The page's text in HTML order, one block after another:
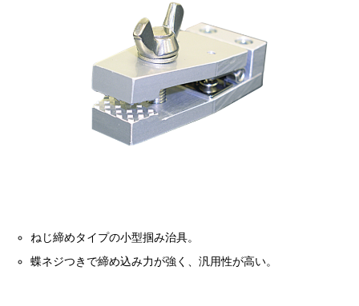
ねじ締めタイプの小型掴み治具。
蝶ネジつきで締め込み力が強く、汎用性が高い。